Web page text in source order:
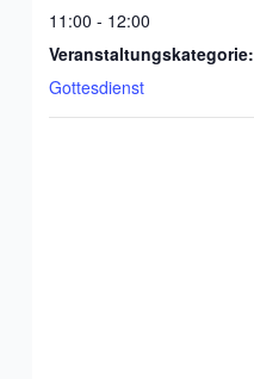
11:00 - 12:00
Veranstaltungskategorie:
Gottesdienst